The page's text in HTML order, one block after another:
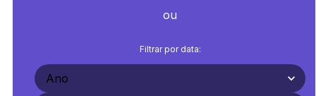
ou
Filtrar por data: